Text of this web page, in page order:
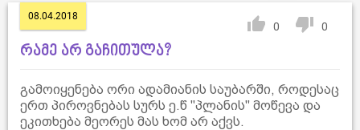
08.04.2018
0 0
რამე არ გაჩითულა?
გამოიყენება ორი ადამიანის საუბარში, როდესაც
ერთ პიროვნებას სურს ე.წ "პლანის" მოწევა და
ეკითხება მეორეს მას ხომ არ აქვს.